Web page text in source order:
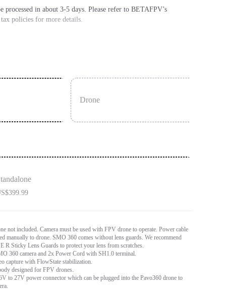
processed in about 3-5 days. Please refer to BETAFPV’s
policies for more details.
Drone
not included. Camera must be used with FPV drone to operate. Power cable
manually to drone. SMO 360 comes without lens guards. We recommend
R Sticky Lens Guards to protect your lens from scratches.
360 camera and 2x Power Cord with SH1.0 terminal.
capture with FlowState stabilization.
designed for FPV drones.
to 27V power connector which can be plugged into the Pavo360 drone to